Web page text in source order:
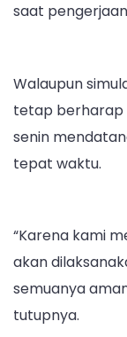
saat
Walaupun
tetap berharap
senin
tepat waktu.
“Karena kami
akan
semuanya
tutupnya.